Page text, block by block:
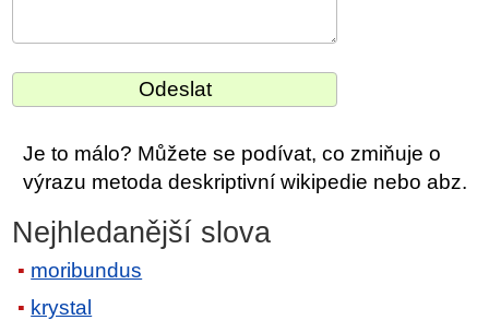
Je to málo? Můžete se podívat, co zmiňuje o
výrazu metoda deskriptivní wikipedie nebo abz.
Nejhledanější slova
moribundus
krystal